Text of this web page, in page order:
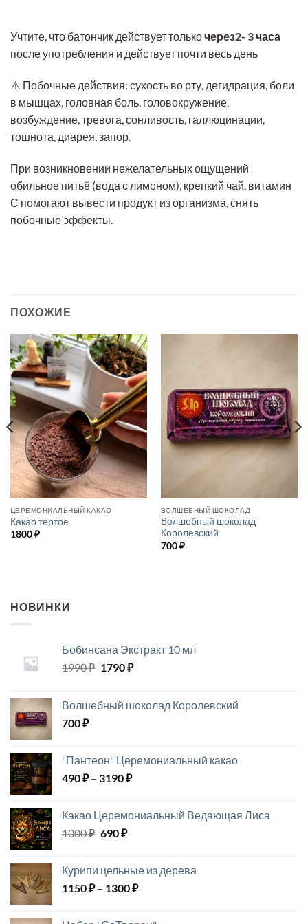
Учтите, что батончик действует толькочерез2- 3 часа
после употребления и действует почти весь день
⚠️ Побочные действия: сухость во рту, дегидрация, боли
в мышцах, головная боль, головокружение,
возбуждение, тревога, сонливость, галлюцинации,
тошнота, диарея, запор.
При возникновении нежелательных ощущений
обильное питьё (вода с лимоном), крепкий чай, витамин
С помогают вывести продукт из организма, снять
побочные эффекты.
ПОХОЖИЕ
ЦЕРЕМОНИАЛЬНЫЙ КАКАО
Какао тертое
1800₽
ВОЛШЕБНЫЙ ШОКОЛАД
Волшебный шоколад
Королевский
700₽
НОВИНКИ
Бобинсана Экстракт 10 мл
1990₽ Первоначальная
1990 ₽.
1790₽Текущая
Волшебный шоколад Королевский
700₽
"Пантеон" Церемониальный какао
490₽ – 3190₽Диапазон
–
Какао Церемониальный Ведающая Лиса
1000₽ Первоначальная
1000 ₽.
690₽Текущая
Курипи цельные из дерева
1150₽ – 1300₽Диапазон